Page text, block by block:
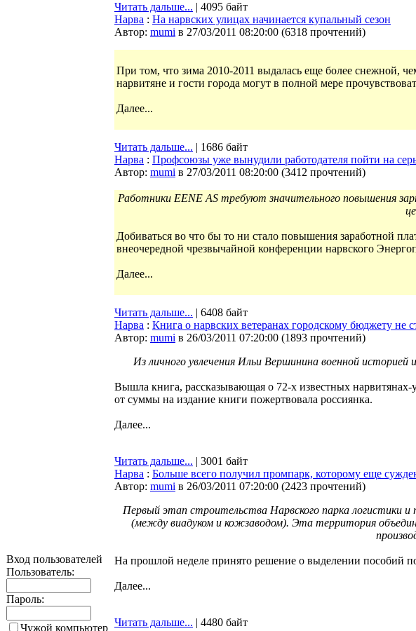
Вход пользователей
Пользователь:
Пароль:
Чужой компьютер
Читать дальше... | 4095 байт
Нарва : На нарвских улицах начинается купальный сезон
Автор: mumi в 27/03/2011 08:20:00 (6318 прочтений)
При том, что зима 2010-2011 выдалась еще более снежной,
нарвитяне и гости города могут в полной мере
Далее...
Читать дальше... | 1686 байт
Нарва : Профсоюзы уже вынудили работодателя пойти на
Автор: mumi в 27/03/2011 08:20:00 (3412 прочтений)
Работники EENE AS требуют значительного повышения
Добиваться во что бы то ни стало повышения заработной
внеочередной чрезвычайной конференции нарвского
Далее...
Читать дальше... | 6408 байт
Нарва : Книга о нарвских ветеранах городскому бюджету не
Автор: mumi в 26/03/2011 07:20:00 (1893 прочтений)
Из личного увлечения Ильи Вершинина военной историей
Вышла книга, рассказывающая о 72-х известных
от суммы на издание книги пожертвовала россиянка.
Далее...
Читать дальше... | 3001 байт
Нарва : Больше всего получил промпарк, которому еще
Автор: mumi в 26/03/2011 07:20:00 (2423 прочтений)
Первый этап строительства Нарвского парка логистики
(между виадуком и кожзаводом). Эта территория
На прошлой неделе принято решение о выделении пособий
Далее...
Читать дальше... | 4480 байт